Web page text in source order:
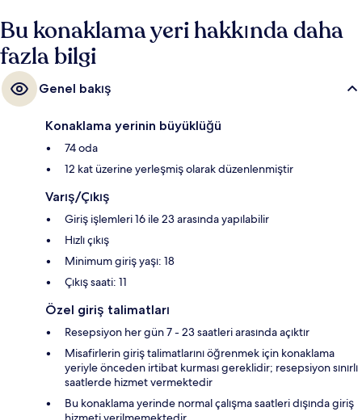
Bu konaklama yeri hakkında daha
fazla bilgi
Genel bakış
Konaklama yerinin büyüklüğü
74 oda
12 kat üzerine yerleşmiş olarak düzenlenmiştir
Varış/Çıkış
Giriş işlemleri 16 ile 23 arasında yapılabilir
Hızlı çıkış
Minimum giriş yaşı: 18
Çıkış saati: 11
Özel giriş talimatları
Resepsiyon her gün 7 - 23 saatleri arasında açıktır
Misafirlerin giriş talimatlarını öğrenmek için konaklama
yeriyle önceden irtibat kurması gereklidir; resepsiyon sınırlı
saatlerde hizmet vermektedir
Bu konaklama yerinde normal çalışma saatleri dışında giriş